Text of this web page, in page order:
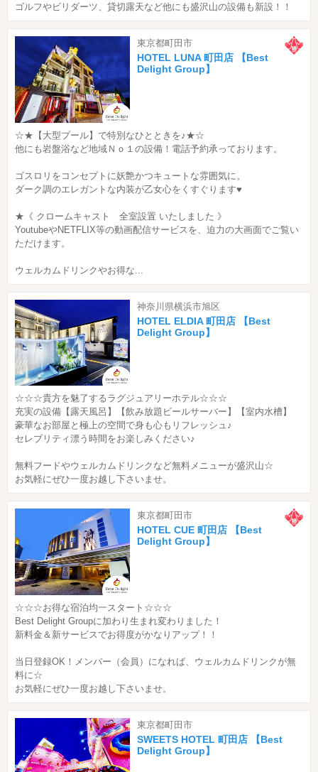
ゴルフやビリダーツ、貸切露天など他にも盛沢山の設備も新設！！
東京都町田市
HOTEL LUNA 町田店 【Best
Delight Group】
☆★【大型プール】で特別なひとときを♪★☆
他にも岩盤浴など地域Ｎｏ１の設備！電話予約承っております。
ゴスロリをコンセプトに妖艶かつキュートな雰囲気に。
ダーク調のエレガントな内装が乙女心をくすぐります♥
★《 クロームキャスト 全室設置 いたしました 》
YoutubeやNETFLIX等の動画配信サービスを、迫力の大画面でご覧い
ただけます。
ウェルカムドリンクやお得な...
神奈川県横浜市旭区
HOTEL ELDIA 町田店 【Best
Delight Group】
☆☆☆貴方を魅了するラグジュアリーホテル☆☆☆
充実の設備【露天風呂】【飲み放題ビールサーバー】【室内水槽】
豪華なお部屋と極上の空間で身も心もリフレッシュ♪
セレブリティ漂う時間をお楽しみください♪
無料フードやウェルカムドリンクなど無料メニューが盛沢山☆
お気軽にぜひ一度お越し下さいませ。
東京都町田市
HOTEL CUE 町田店 【Best
Delight Group】
☆☆☆お得な宿泊均一スタート☆☆☆
Best Delight Groupに加わり生まれ変わりました！
新料金＆新サービスでお得度がかなりアップ！！
当日登録OK！メンバー（会員）になれば、ウェルカムドリンクが無
料に☆
お気軽にぜひ一度お越し下さいませ。
東京都町田市
SWEETS HOTEL 町田店 【Best
Delight Group】